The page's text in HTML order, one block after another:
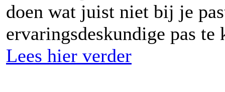
doen wat juist niet bij je
ervaringsdeskundige pas
Lees hier verder